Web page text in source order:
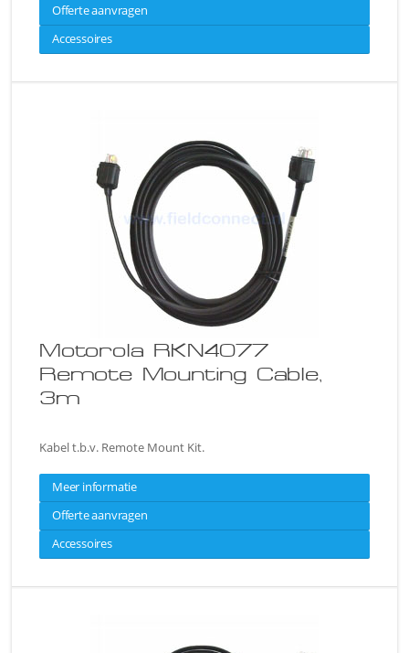
Offerte aanvragen
Accessoires
Motorola RKN4077
Remote Mounting Cable,
3m
Kabel t.b.v. Remote Mount Kit.
Meer informatie
Offerte aanvragen
Accessoires